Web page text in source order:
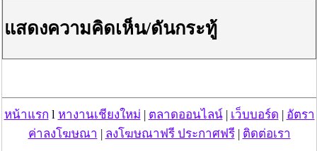
แสดงความคิดเห็น/ดันกระทู้
หน้าแรก l หางานเชียงใหม่ | ตลาดออนไลน์| เว็บบอร์ด | อัตรา
ค่าลงโฆษณา | ลงโฆษณาฟรี ประกาศฟรี| ติดต่อเรา